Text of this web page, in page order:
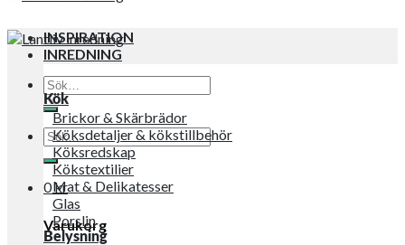
Sök
efter:
Sök
efter:
0kr
Varukorg
INSPIRATION
INREDNING
Kök
Brickor & Skärbrädor
Köksdetaljer & kökstillbehör
Köksredskap
Kökstextilier
Mat & Delikatesser
Glas
Porslin
Belysning